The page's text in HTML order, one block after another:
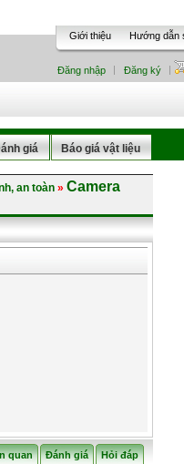
Giới thiệu Hướng dẫn
Đăng nhập Đăng ký
giá Báo giá vật liệu
an toàn » Camera
quan Đánh giá Hỏi đáp